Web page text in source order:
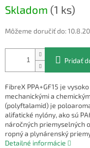
cena:
Skladom (1 ks)
Môžeme doručiť do:
Pridať
FibreX PPA+GF15 je
mechanickými a
(polyftalamid) je
alifatické nylóny, ako sú
náročných priemyselných
ropný a plynárenský
Detailné informácie